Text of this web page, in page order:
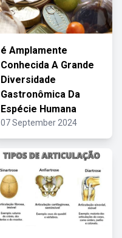
é Amplamente
Conhecida A Grande
Diversidade
Gastronômica Da
Espécie Humana
07 September 2024